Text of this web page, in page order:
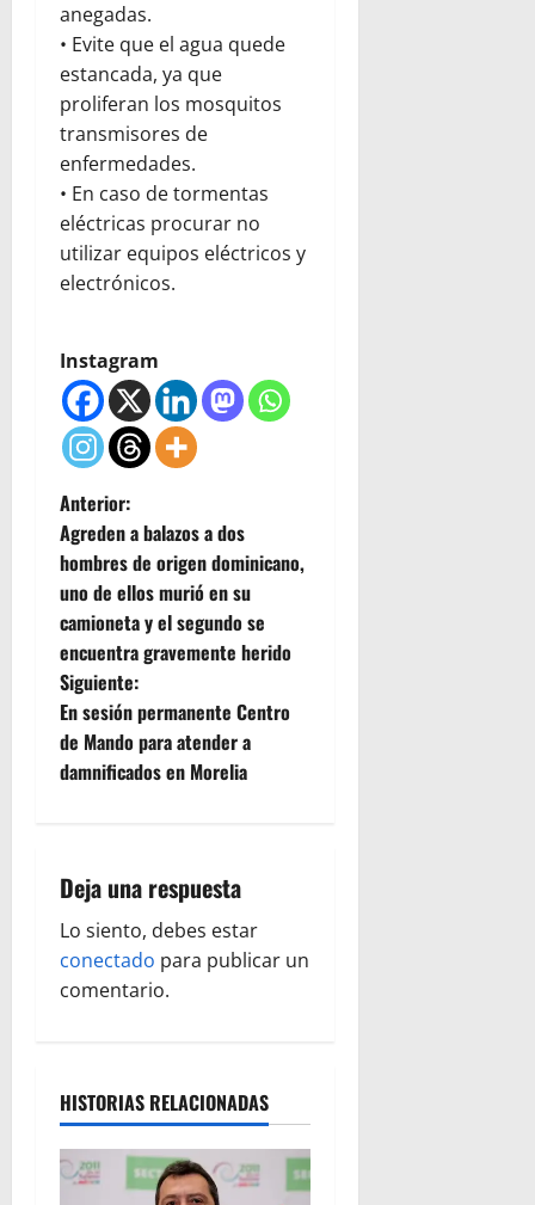
anegadas.
• Evite que el agua quede
estancada, ya que
proliferan los mosquitos
transmisores de
enfermedades.
• En caso de tormentas
eléctricas procurar no
utilizar equipos eléctricos y
electrónicos.
Instagram
N
a
v
e
g
a
i
ó
n
d
e
n
Anterior:
Agreden a balazos a dos
hombres de origen dominicano,
uno de ellos murió en su
camioneta y el segundo se
encuentra gravemente herido
Siguiente:
En sesión permanente Centro
de Mando para atender a
damnificados en Morelia
Deja una respuesta
Lo siento, debes estar
conectado para publicar un
comentario.
HISTORIAS RELACIONADAS